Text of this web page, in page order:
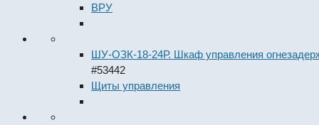
ВРУ
ШУ-ОЗК-18-24Р. Шкаф управления
#53442
Щиты управления